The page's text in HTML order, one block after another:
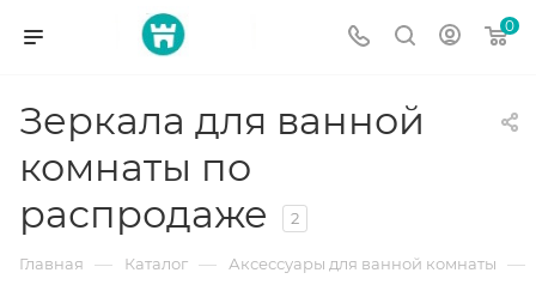
0
Зеркала для ванной
комнаты по
распродаже
2
Главная — Каталог — Аксессуары для ванной комнаты —